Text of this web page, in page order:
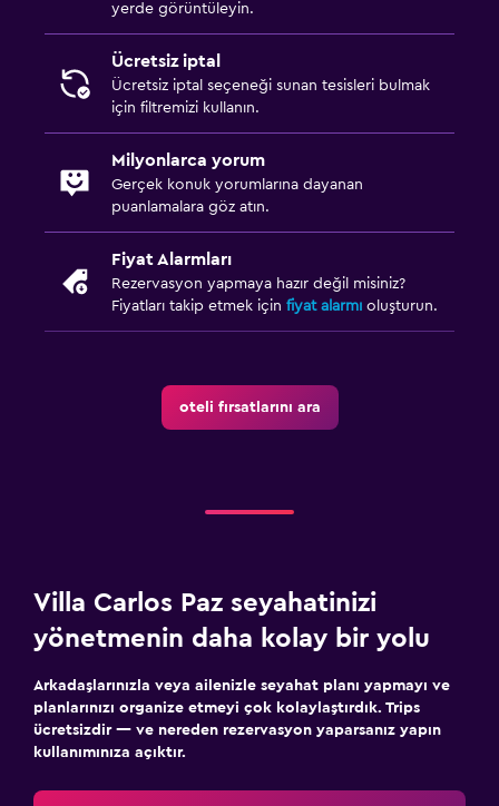
yerde görüntüleyin.
Ücretsiz iptal
Ücretsiz iptal seçeneği sunan tesisleri bulmak
için filtremizi kullanın.
Milyonlarca yorum
Gerçek konuk yorumlarına dayanan
puanlamalara göz atın.
Fiyat Alarmları
Rezervasyon yapmaya hazır değil misiniz?
Fiyatları takip etmek için fiyat alarmı oluşturun.
oteli fırsatlarını ara
Villa Carlos Paz seyahatinizi
yönetmenin daha kolay bir yolu
Arkadaşlarınızla veya ailenizle seyahat planı yapmayı ve
planlarınızı organize etmeyi çok kolaylaştırdık. Trips
ücretsizdir — ve nereden rezervasyon yaparsanız yapın
kullanımınıza açıktır.